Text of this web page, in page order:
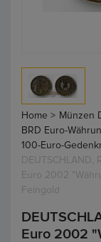
Home > Münzen
BRD Euro-
100-Euro-
DEUTSCHLAND,
Euro 2002
Feingold
Euro 2002